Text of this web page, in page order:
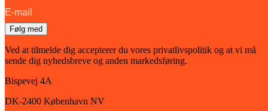
Følg med
Ved at tilmelde dig accepterer du vores privatlivspolitik og at vi må
sende dig nyhedsbreve og anden markedsføring.
Bispevej 4A
DK-2400 København NV